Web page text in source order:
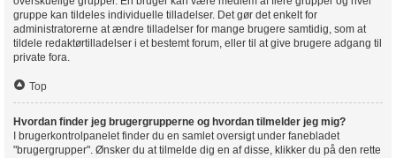
gruppe kan tildeles individuelle tilladelser. Det gør det enkelt for
administratorerne at ændre tilladelser for mange brugere samtidig, som at
tildele redaktørtilladelser i et bestemt forum, eller til at give brugere adgang til
private fora.
Top
Hvordan finder jeg brugergrupperne og hvordan tilmelder jeg mig?
I brugerkontrolpanelet finder du en samlet oversigt under fanebladet
"brugergrupper". Ønsker du at tilmelde dig en af disse, klikker du på den rette